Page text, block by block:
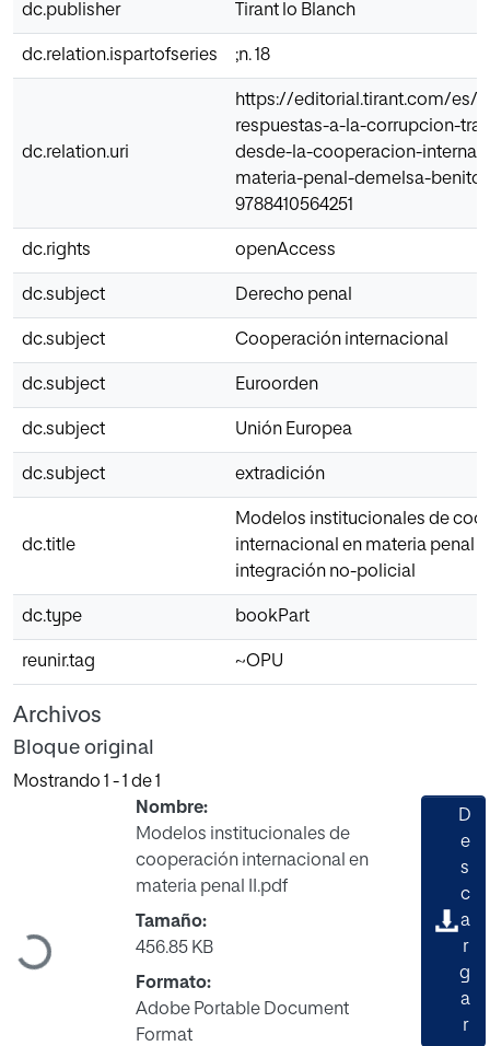
dc.publisher Tirant lo Blanch
dc.relation.ispartofseries ;n. 18
dc.relation.uri
https://editorial.tirant.com/es/
respuestas-a-la-corrupcion-
desde-la-cooperacion-
materia-penal-demelsa-
9788410564251
dc.rights openAccess
dc.subject Derecho penal
dc.subject Cooperación internacional
dc.subject Euroorden
dc.subject Unión Europea
dc.subject extradición
dc.title
Modelos institucionales de
internacional en materia penal
integración no-policial
dc.type bookPart
reunir.tag ~OPU
Archivos
Bloque original
Mostrando 1 - 1 de 1
Cargando...
Nombre:
Modelos institucionales de
cooperación internacional en
materia penal II.pdf
Tamaño:
456.85 KB
Formato:
Adobe Portable Document
Format
D
e
s
c
a
r
g
a
r